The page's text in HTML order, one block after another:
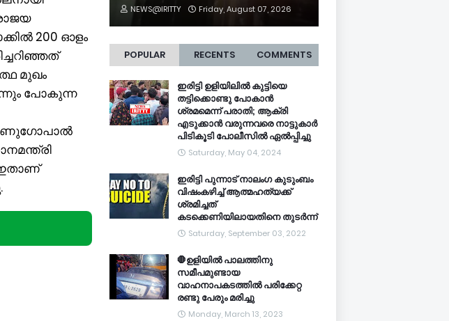
200 ഓളം
മുഖം
പോകുന്ന
ഇതാണ്
NEWS@IRITTY Friday, August 07, 2026
POPULAR RECENTS COMMENTS
ഇരിട്ടി ഉളിയിലിൽ കുട്ടിയെ
തട്ടിക്കൊണ്ടു പോകാൻ
ശ്രമമെന്ന് പരാതി; ആക്രി
എടുക്കാൻ വരുന്നവരെ നാട്ടുകാർ
പിടികൂടി പോലീസിൽ ഏൽപ്പിച്ചു
Saturday, May 04, 2024
ഇരിട്ടി പുന്നാട് നാലംഗ കുടുംബം
വിഷംകഴിച്ച്‌ ആത്മഹത്യക്ക്
ശ്രമിച്ചത്
കടക്കെണിയിലായതിനെ തുടർന്ന്
Saturday, September 03, 2022
🛑ഉളിയിൽ പാലത്തിനു
സമീപമുണ്ടായ
വാഹനാപകടത്തിൽ പരിക്കേറ്റ
രണ്ടു പേരും മരിച്ചു
Monday, March 13, 2023